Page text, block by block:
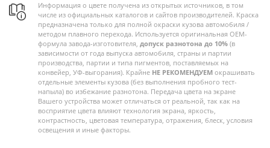
Информация о цвете получена из открытых источников, в том
числе из официальных каталогов и сайтов производителей. Краска
предназначена только для полной окраски кузова автомобиля /
методом плавного перехода. Используется оригинальная OEM-
формула завода-изготовителя, допуск разнотона до 10% (в
зависимости от года выпуска автомобиля, страны и партии
производства, партии и типа пигментов, поставляемых на
конвейер, УФ-выгорания). Крайне НЕ РЕКОМЕНДУЕМ окрашивать
отдельные элементы кузова (без выполнения пробного тест-
напыла) во избежание разнотона. Передача цвета на экране
Вашего устройства может отличаться от реальной, так как на
восприятие цвета влияют технология экрана, яркость,
контрастность, цветовая температура, отражения, блеск, условия
освещения и иные факторы.